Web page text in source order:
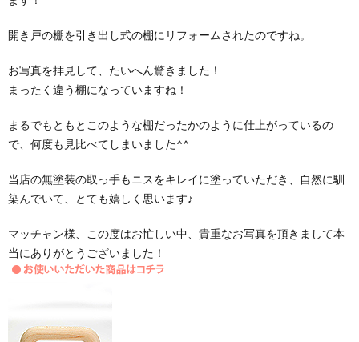
開き戸の棚を引き出し式の棚にリフォームされたのですね。
お写真を拝見して、たいへん驚きました！
まったく違う棚になっていますね！
まるでもともとこのような棚だったかのように仕上がっているの
で、何度も見比べてしまいました^^
当店の無塗装の取っ手もニスをキレイに塗っていただき、自然に馴
染んでいて、とても嬉しく思います♪
マッチャン様、この度はお忙しい中、貴重なお写真を頂きまして本
当にありがとうございました！